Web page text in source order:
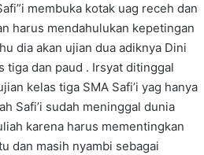
membuka kotak uag receh dan
harus mendahulukan kepetingan
dia akan ujian dua adiknya Dini
tiga dan paud . Irsyat ditinggal
kelas tiga SMA Safi’i yag hanya
Safi’i sudah meninggal dunia
karena harus mementingkan
dan masih nyambi sebagai